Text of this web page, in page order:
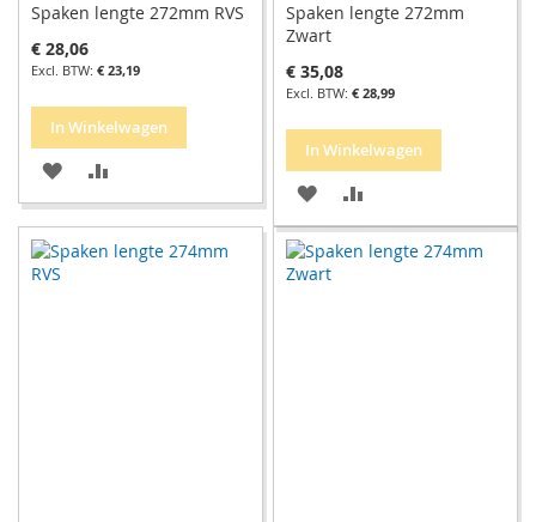
Spaken lengte 272mm RVS
€ 28,06
€ 23,19
In Winkelwagen
VOEG
TOE
AAN
OM
TE
Spaken lengte 272mm
Zwart
€ 35,08
€ 28,99
In Winkelwagen
VOEG
TOE
AAN
OM